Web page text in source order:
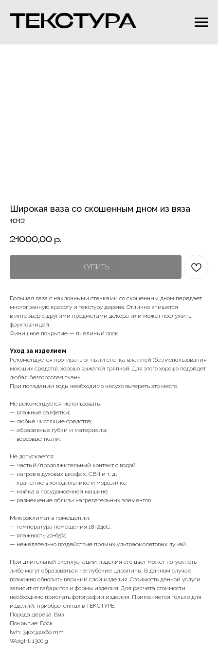
ТЕКСТУРА
Широкая ваза со скошенным дном из вяза
1012
21000,00 р.
КУПИТЬ
Большая ваза с наклонными стенками со скошенным дном передает
многогранную красоту и текстуру дерева. Отлично впишется
в интерьер с другими предметами декора или может послужить
фруктовницей.
Финишное покрытие — пчелиный воск.
Уход за изделием
Рекомендуется протирать от пыли слегка влажной (без использования
моющих средств), хорошо выжатой тряпкой. Для этого хорошо подойдет
любая безворсовая ткань.
При попадании воды необходимо насухо вытереть это место.
Не рекомендуется использовать:
— влажные салфетки;
— любые чистящие средства;
— абразивные губки и материалы;
— ворсовые ткани.
Не допускается:
— частый/продолжительный контакт с водой;
— нагрев в духовых шкафах, СВЧ и т. д.;
— хранение в холодильнике и морозилке;
— мойка в посудомоечной машине;
— размещение вблизи нагревательных элементов.
Микроклимат в помещении:
— температура помещения 18−24оС;
— влажность 40−65%;
— нежелательно воздействие прямых ультрафиолетовых лучей.
При длительной эксплуатации изделия его цвет может потускнеть
либо могут образоваться неглубокие царапины. В данном случае
возможно обновить верхний слой изделия. Стоимость данной услуги
зависит от габаритов и формы изделия. Для расчета стоимости
необходимо прислать фотографии изделия. Применяется только для
изделий, приобретенных в ТЕКСТУРЕ.
Порода дерева: Вяз
Покрытие: Воск
lwh: 340x340x60 mm
Weight: 1300 g